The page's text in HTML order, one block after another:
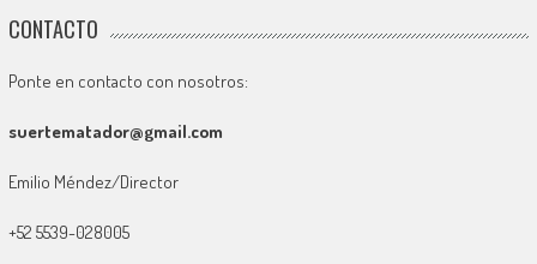
CONTACTO
Ponte en contacto con nosotros:
suertematador@gmail.com
Emilio Méndez/Director
+52 5539-028005